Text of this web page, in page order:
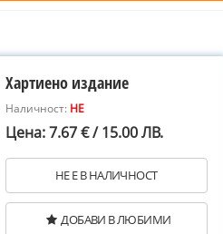
Хартиено издание
Наличност: НЕ
Цена: 7.67 € / 15.00 ЛВ.
НЕ Е В НАЛИЧНОСТ
ДОБАВИ В ЛЮБИМИ